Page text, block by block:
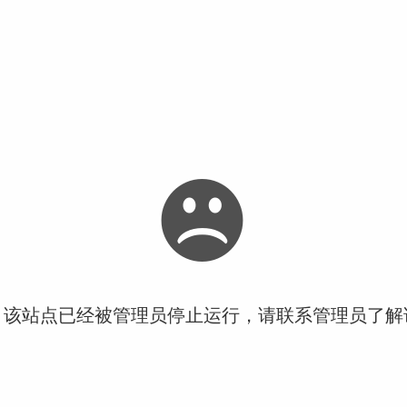
站点已经被管理员停止运行，请联系管理员了